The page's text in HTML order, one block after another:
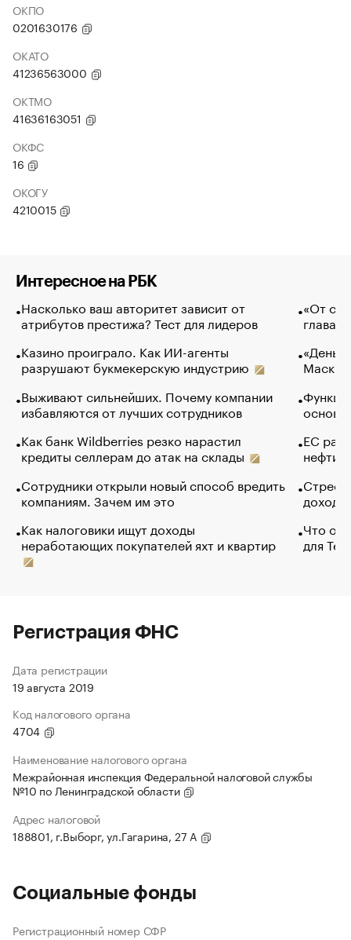
ОКПО
0201630176
ОКАТО
41236563000
ОКТМО
41636163051
ОКФС
16
ОКОГУ
4210015
Интересное на РБК
Насколько ваш авторитет зависит от
атрибутов престижа? Тест для лидеров
Казино проиграло. Как ИИ-агенты
разрушают букмекерскую индустрию
Выживают сильнейших. Почему компании
избавляются от лучших сотрудников
Как банк Wildberries резко нарастил
кредиты селлерам до атак на склады
Сотрудники открыли новый способ вредить
компаниям. Зачем им это
Как налоговики ищут доходы
неработающих покупателей яхт и квартир
«От
глава
Маск в
основ
ЕС
нефти
Что
для
Регистрация ФНС
Дата регистрации
19 августа 2019
Код налогового органа
4704
Наименование налогового органа
Межрайонная инспекция Федеральной налоговой службы
№10 по Ленинградской области
Адрес налоговой
188801, г.Выборг, ул.Гагарина, 27 А
Социальные фонды
Регистрационный номер СФР